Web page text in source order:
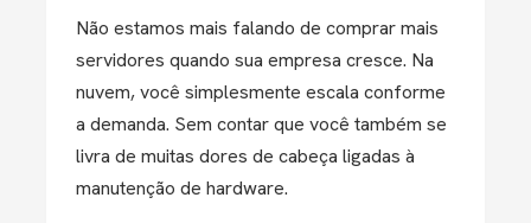
Não estamos mais falando de comprar mais
servidores quando sua empresa cresce. Na
nuvem, você simplesmente escala conforme
a demanda. Sem contar que você também se
livra de muitas dores de cabeça ligadas à
manutenção de hardware.